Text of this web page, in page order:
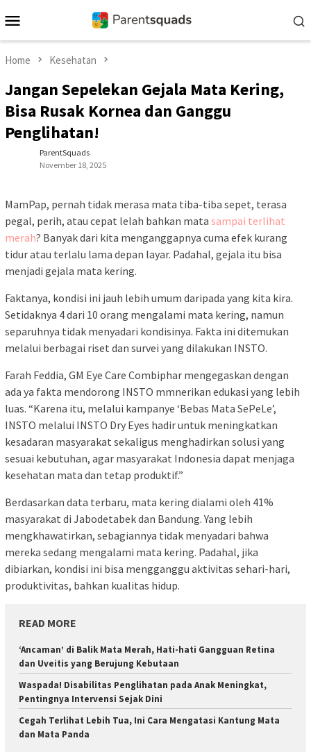
to
Menu
Home Kesehatan
Jangan Sepelekan Gejala Mata Kering,
Bisa Rusak Kornea dan Ganggu
Penglihatan!
ParentSquads
November 18, 2025
MamPap, pernah tidak merasa mata tiba-tiba sepet, terasa
pegal, perih, atau cepat lelah bahkan mata sampai terlihat
merah? Banyak dari kita menganggapnya cuma efek kurang
tidur atau terlalu lama depan layar. Padahal, gejala itu bisa
menjadi gejala mata kering.
Faktanya, kondisi ini jauh lebih umum daripada yang kita kira.
Setidaknya 4 dari 10 orang mengalami mata kering, namun
separuhnya tidak menyadari kondisinya. Fakta ini ditemukan
melalui berbagai riset dan survei yang dilakukan INSTO.
Farah Feddia, GM Eye Care Combiphar mengegaskan dengan
ada ya fakta mendorong INSTO mmnerikan edukasi yang lebih
luas. “Karena itu, melalui kampanye ‘Bebas Mata SePeLe’,
INSTO melalui INSTO Dry Eyes hadir untuk meningkatkan
kesadaran masyarakat sekaligus menghadirkan solusi yang
sesuai kebutuhan, agar masyarakat Indonesia dapat menjaga
kesehatan mata dan tetap produktif.”
Berdasarkan data terbaru, mata kering dialami oleh 41%
masyarakat di Jabodetabek dan Bandung. Yang lebih
mengkhawatirkan, sebagiannya tidak menyadari bahwa
mereka sedang mengalami mata kering. Padahal, jika
dibiarkan, kondisi ini bisa mengganggu aktivitas sehari-hari,
produktivitas, bahkan kualitas hidup.
READ MORE
‘Ancaman’ di Balik Mata Merah, Hati-hati Gangguan Retina
dan Uveitis yang Berujung Kebutaan
Waspada! Disabilitas Penglihatan pada Anak Meningkat,
Pentingnya Intervensi Sejak Dini
Cegah Terlihat Lebih Tua, Ini Cara Mengatasi Kantung Mata
dan Mata Panda